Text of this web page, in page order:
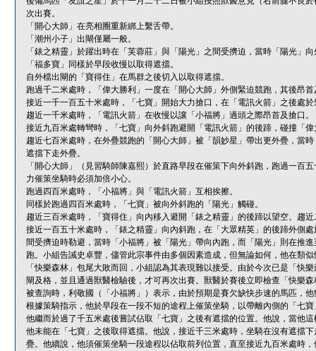
次出賽。
「開心大師」在亮相圈重新綁上繫舌帶。
「潮州小子」出閘僅屬一般。
「錶之精靈」於躍出時在「芙蓉莊」與「陽光」之間受擠迫，當時「陽光」
「福多寶」同樣於早段收慢以取得遮擋。
自外檔出閘的「寶得住」在馬群之後切入以取得遮擋。
跑過千二米處時，「偉大勝利」一度在「開心大師」外側緊迫競跑，其後昂
接近一千一百五十米處時，「七寶」開始大力搶口，在「電訊火箭」之後處
趨近一千米處時，「電訊火箭」在收慢以讓「小福將」過頭之際昂首及搶口。
接近九百米處轉彎時，「七寶」向外斜跑避開「電訊火箭」的後蹄，碰撞「
趨近七百米處時，在外疊競跑的「開心大師」被「韻妙星」帶出更外疊，當
遮擋下走外疊。
「開心大師」（見習騎師陳嘉熙）於直路早段在催策下向外斜跑，跑過一百
力催策坐騎時必須加倍小心。
跑過四百米處時，「小福將」與「電訊火箭」互相挨擦。
同樣於跑過四百米處時，「七寶」被向外斜跑的「陽光」觸碰。
趨近三百米處時，「寶得住」向內移入避開「錶之精靈」的後蹄以望空。趨
接近一百五十米處時，「錶之精靈」向內斜跑，在「大眾精英」的後蹄外側
間受擠迫時勒避，當時「小福將」被「陽光」帶向內跑，而「陽光」則在推
跑。小組告誡史卓豐，儘管此宗事件由多個因素造成，但無論如何，他在類
「快樂森林」包尾大敗而回，小組認為其表現難以接受。由於今次已是「快
閘及格，並且通過獸醫檢驗後，才可再次出賽。獸醫於賽後立即檢查「快樂
被查詢時，利敬國（「小福將」）表示，由於預期是賽欠缺快步速的馬匹，
根據策騎指示，他於早段在一段不短的途程上催策坐騎，以帶離內側的「七
他繼而於過了千五米處後嘗試佔取「七寶」之後有遮擋的位置。他說，當他
他未能在「七寶」之後取得遮擋。他說，接近千三米處時，坐騎在沒有遮擋
疊。他續說，他須催策坐騎一段途程以佔取前列位置，直至接近九百米處時